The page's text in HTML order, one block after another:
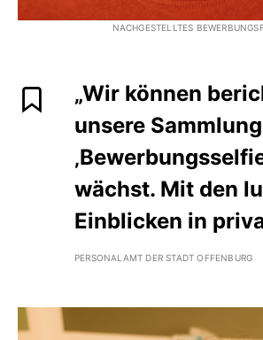
NACHGESTELLTES
„Wir können
unsere
wächst. Mit den
Einblicken in
PERSONALAMT DER STADT OFFENBURG